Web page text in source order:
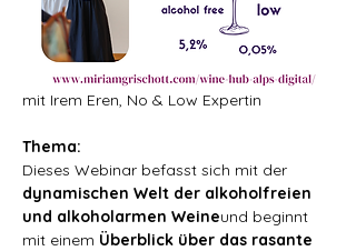
mit Irem Eren, No & Low Expertin
Thema:
Dieses Webinar befasst sich mit der
dynamischen Welt der alkoholfreien
und alkoholarmen Weineund beginnt
mit einem Überblick über das rasante